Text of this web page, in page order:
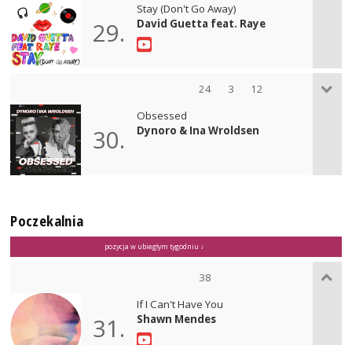
29.
Stay (Don't Go Away)
David Guetta feat. Raye
24 3 12
30.
Obsessed
Dynoro & Ina Wroldsen
Poczekalnia
pozycja w ubiegłym tygodniu ↓
38
31.
If I Can't Have You
Shawn Mendes